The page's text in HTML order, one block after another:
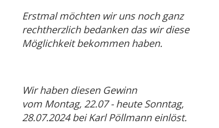
Erstmal möchten wir uns noch ganz
rechtherzlich bedanken das wir diese
Möglichkeit bekommen haben.
Wir haben diesen Gewinn
vom Montag, 22.07 - heute Sonntag,
28.07.2024 bei Karl Pöllmann einlöst.